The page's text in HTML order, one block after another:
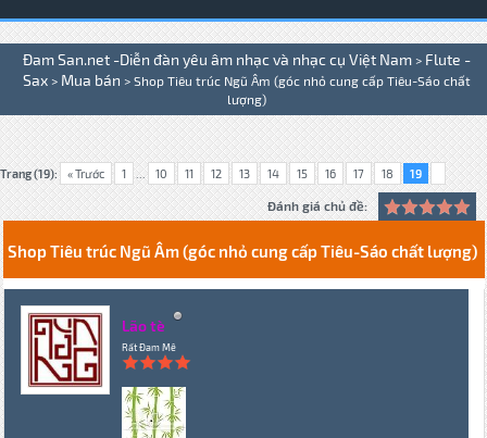
Đam San.net -Diễn đàn yêu âm nhạc và nhạc cụ Việt Nam > Flute -
Sax > Mua bán > Shop Tiêu trúc Ngũ Âm (góc nhỏ cung cấp Tiêu-Sáo chất
lượng)
Trang (19): « Trước 1 ... 10 11 12 13 14 15 16 17 18 19
Đánh giá chủ đề:
Shop Tiêu trúc Ngũ Âm (góc nhỏ cung cấp Tiêu-Sáo chất lượng)
Lão tè
Rất Đam Mê